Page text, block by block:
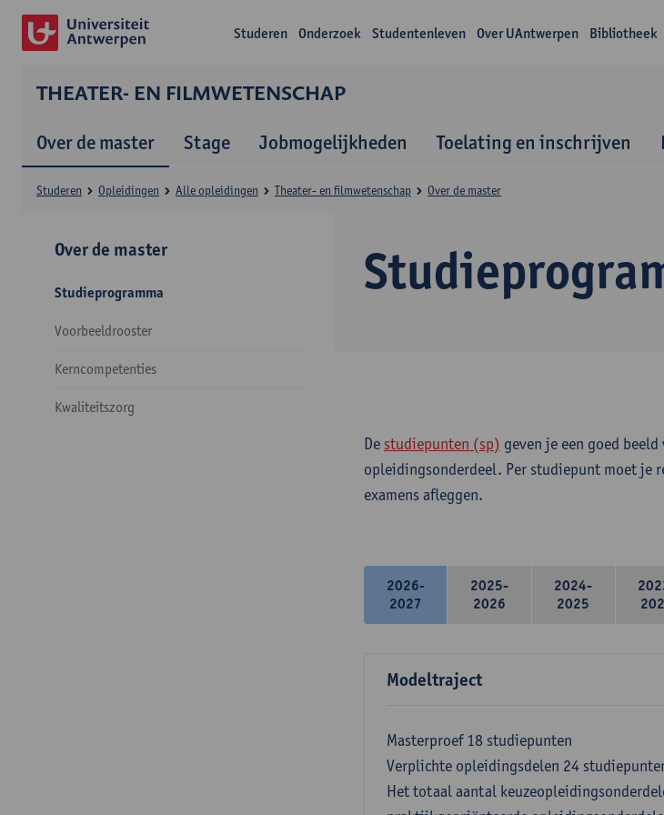
Studeren Onderzoek Studentenleven Over UAntwerpen Bibliotheek
THEATER- EN FILMWETENSCHAP
Over de master Stage Jobmogelijkheden Toelating en inschrijven
Studeren Opleidingen Alle opleidingen Theater- en filmwetenschap Over de master
Over de master
Studieprogramma
Voorbeeldrooster
Kerncompetenties
Kwaliteitszorg
De studiepunten (sp) geven je een goed
opleidingsonderdeel. Per studiepunt moet je
examens afleggen.
2026-
2027
2025-
2026
2024-
2025
Modeltraject
Masterproef 18 studiepunten
Verplichte opleidingsdelen 24
Het totaal aantal